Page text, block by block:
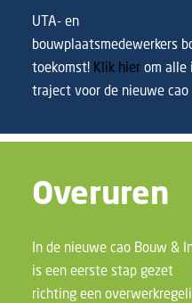
UTA- en
bouwplaatsmedewerkers
toekomst! Klik hier om alle
traject voor de nieuwe
Overuren
In de nieuwe cao Bouw &
is een eerste stap gezet
richting een